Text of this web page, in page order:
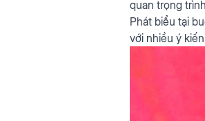
quan trọng
Phát biểu tại
với nhiều ý